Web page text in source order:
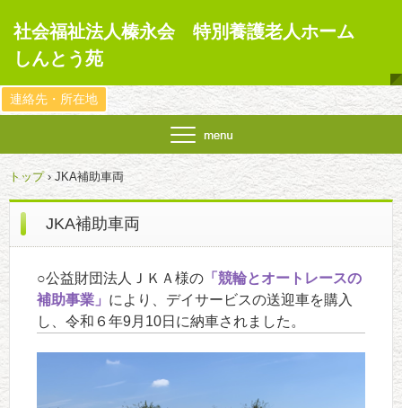
社会福祉法人榛永会 特別養護老人ホーム
しんとう苑
連絡先・所在地
トップ › JKA補助車両
JKA補助車両
○公益財団法人ＪＫＡ様の 「競輪とオートレースの
補助事業」 により、デイサービスの送迎車を購入
し、令和６年9月10日に納車されました。